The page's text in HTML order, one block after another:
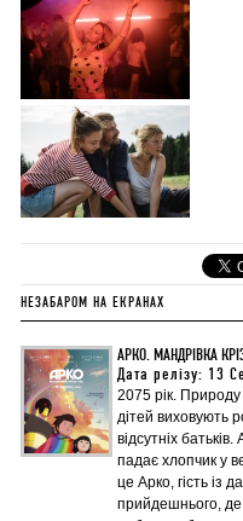
НЕЗАБАРОМ НА ЕКРАНАХ
АРКО. МАНДРІВКА
Дата релізу: 13
2075 рік.
дітей виховують
відсутніх
падає хлопчик у
це Арко, гість із
прийдешнього,